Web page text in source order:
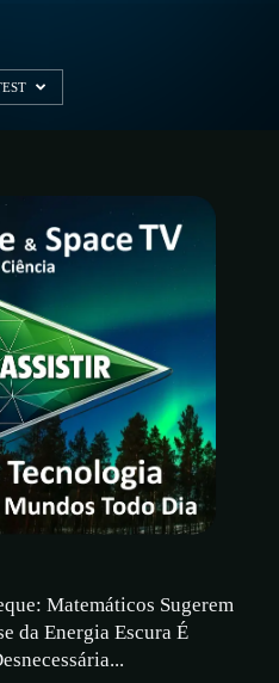
Matemáticos Sugerem
da Energia Escura É